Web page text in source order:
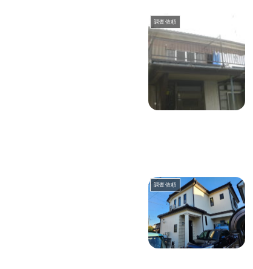
調査依頼
調査依頼